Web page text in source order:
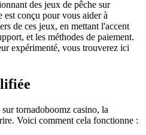
des jeux de pêche sur
est conçu pour vous aider à
de ces jeux, en mettant l'accent
et les méthodes de paiement.
expérimenté, vous trouverez ici
tornadoboomz casino, la
Voici comment cela fonctionne :